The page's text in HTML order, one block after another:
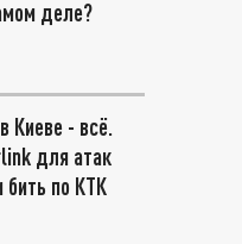
деле?
Киеве - всё.
для атак
бить по КТК